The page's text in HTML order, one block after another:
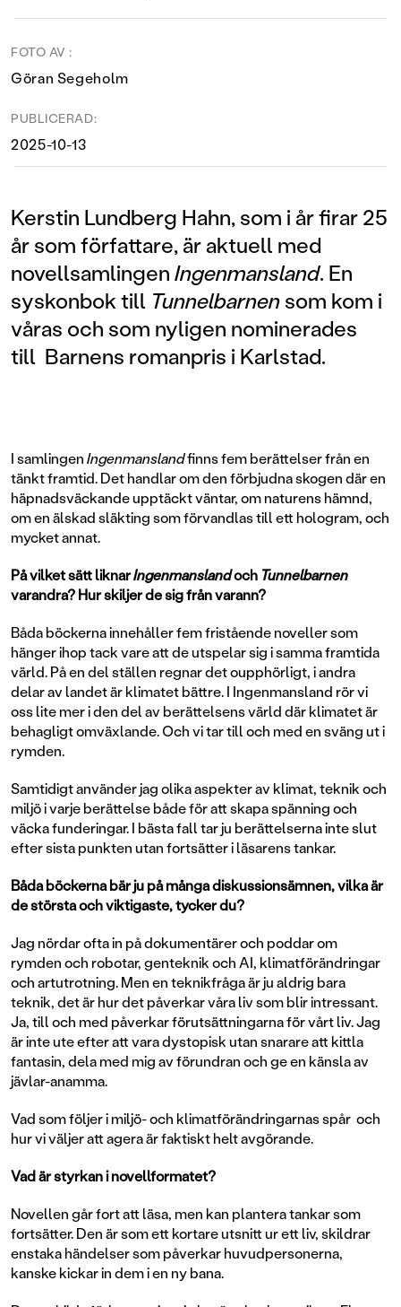
FOTO AV :
Göran Segeholm
PUBLICERAD:
2025-10-13
Kerstin Lundberg Hahn, som i år firar 25
år som författare, är aktuell med
novellsamlingenIngenmansland. En
syskonbok till Tunnelbarnensom kom i
våras och som nyligen nominerades
till Barnens romanpris i Karlstad.
I samlingenIngenmanslandfinns fem berättelser från en
tänkt framtid. Det handlar om den förbjudna skogen där en
häpnadsväckande upptäckt väntar, om naturens hämnd,
om en älskad släkting som förvandlas till ett hologram, och
mycket annat.
På vilket sätt liknarIngenmanslandoch Tunnelbarnen
varandra? Hur skiljer de sig från varann?
Båda böckerna innehåller fem fristående noveller som
hänger ihop tack vare att de utspelar sig i samma framtida
värld. På en del ställen regnar det oupphörligt, i andra
delar av landet är klimatet bättre. I Ingenmansland rör vi
oss lite mer i den del av berättelsens värld där klimatet är
behagligt omväxlande. Och vi tar till och med en sväng ut i
rymden.
Samtidigt använder jag olika aspekter av klimat, teknik och
miljö i varje berättelse både för att skapa spänning och
väcka funderingar. I bästa fall tar ju berättelserna inte slut
efter sista punkten utan fortsätter i läsarens tankar.
Båda böckerna bär ju på många diskussionsämnen, vilka är
de största och viktigaste, tycker du?
Jag nördar ofta in på dokumentärer och poddar om
rymden och robotar, genteknik och AI, klimatförändringar
och artutrotning. Men en teknikfråga är ju aldrig bara
teknik, det är hur det påverkar våra liv som blir intressant.
Ja, till och med påverkar förutsättningarna för vårt liv. Jag
är inte ute efter att vara dystopisk utan snarare att kittla
fantasin, dela med mig av förundran och ge en känsla av
jävlar-anamma.
Vad som följer i miljö- och klimatförändringarnas spår och
hur vi väljer att agera är faktiskt helt avgörande.
Vad är styrkan i novellformatet?
Novellen går fort att läsa, men kan plantera tankar som
fortsätter. Den är som ett kortare utsnitt ur ett liv, skildrar
enstaka händelser som påverkar huvudpersonerna,
kanske kickar in dem i en ny bana.